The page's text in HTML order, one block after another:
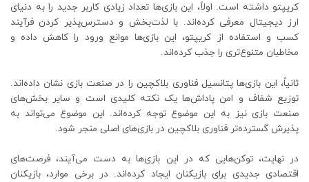
کریپتو داشته است. اولاً، این بازی‌ها تعداد زیادی کاربر جدید را به دنیای
ارز دیجیتال معرفی کرده‌اند. با لذت‌بخش و دسترس‌پذیر کردن فرآیند
کسب و استفاده از کریپتو، این بازی‌ها موانع ورود را کاهش داده و
مخاطبان متنوع‌تری را جذب کرده‌اند.
ثانیاً، این بازی‌ها پتانسیل فناوری بلاکچین را در صنعت بازی نشان داده‌اند.
توزیع شفاف و امن پاداش‌ها یک نکته کلیدی است و سایر بخش‌های
صنعت بازی نیز به این موضوع توجه کرده‌اند. این موضوع می‌تواند به
پذیرش گسترده‌تر فناوری بلاکچین در بازی‌های اصلی منجر شود.
در نهایت، توکن‌هایی که در این بازی‌ها به دست می‌آیند، فرصت‌های
اقتصادی جدیدی برای بازیکنان ایجاد کرده‌اند. در برخی موارد، بازیکنان